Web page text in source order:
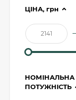
ЦІНА, грн
НОМІНАЛЬНА
ПОТУЖНІСТЬ